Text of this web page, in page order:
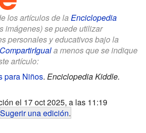
los artículos de la Enciclopedia
imágenes) se puede utilizar
personales y educativos bajo la
a menos que se indique
artículo:
para Niños. Enciclopedia Kiddle.
el 17 oct 2025, a las 11:19
Sugerir una edición.